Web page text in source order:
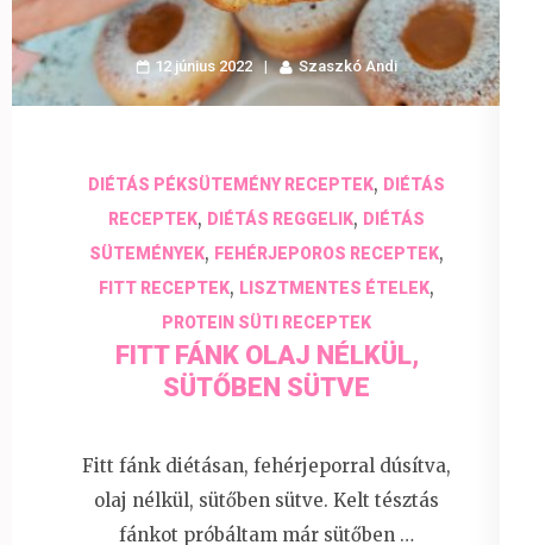
12 június 2022 Szaszkó Andi
DIÉTÁS PÉKSÜTEMÉNY RECEPTEK, DIÉTÁS
RECEPTEK, DIÉTÁS REGGELIK, DIÉTÁS
SÜTEMÉNYEK, FEHÉRJEPOROS RECEPTEK,
FITT RECEPTEK, LISZTMENTES ÉTELEK,
PROTEIN SÜTI RECEPTEK
FITT FÁNK OLAJ NÉLKÜL,
SÜTŐBEN SÜTVE
Fitt fánk diétásan, fehérjeporral dúsítva,
olaj nélkül, sütőben sütve. Kelt tésztás
fánkot próbáltam már sütőben …